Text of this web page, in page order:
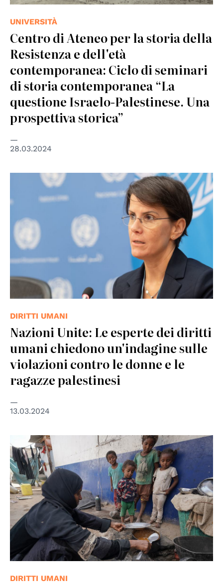
UNIVERSITÀ
Centro di Ateneo per la storia della
Resistenza e dell'età
contemporanea: Ciclo di seminari
di storia contemporanea “La
questione Israelo-Palestinese. Una
prospettiva storica”
28.03.2024
© UN Photo
DIRITTI UMANI
Nazioni Unite: Le esperte dei diritti
umani chiedono un'indagine sulle
violazioni contro le donne e le
ragazze palestinesi
13.03.2024
© © UNICEF
DIRITTI UMANI